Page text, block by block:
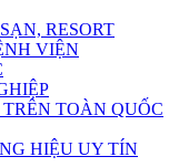
RESORT
VIỆN
TOÀN QUỐC
HIỆU UY TÍN